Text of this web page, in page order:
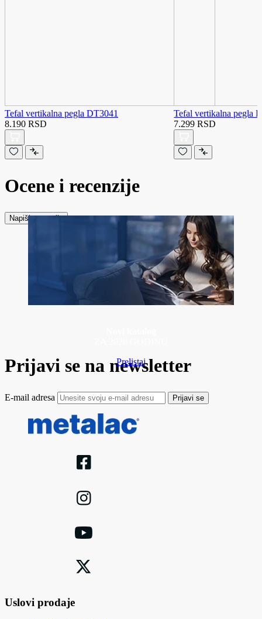
Tefal vertikalna pegla DT3041
8.190 RSD
Tefal vertikalna pegla
7.299 RSD
Ocene i recenzije
Napiši recenziju
Prelistaj
Prijavi se na newsletter
E-mail adresa Prijavi se
Uslovi prodaje